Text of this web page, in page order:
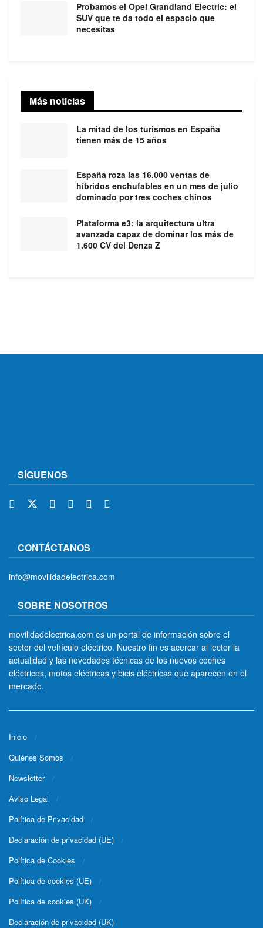
Probamos el Opel Grandland Electric: el
SUV que te da todo el espacio que
necesitas
Más noticias
La mitad de los turismos en España
tienen más de 15 años
España roza las 16.000 ventas de
híbridos enchufables en un mes de julio
dominado por tres coches chinos
Plataforma e3: la arquitectura ultra
avanzada capaz de dominar los más de
1.600 CV del Denza Z
SÍGUENOS
CONTÁCTANOS
info@movilidadelectrica.com
SOBRE NOSOTROS
movilidadelectrica.com es un portal de información sobre el
sector del vehículo eléctrico. Nuestro fin es acercar al lector la
actualidad y las novedades técnicas de los nuevos coches
eléctricos, motos eléctricas y bicis eléctricas que aparecen en el
mercado.
Inicio
Quiénes Somos
Newsletter
Aviso Legal
Política de Privacidad
Declaración de privacidad (UE)
Política de Cookies
Política de cookies (UE)
Política de cookies (UK)
Declaración de privacidad (UK)